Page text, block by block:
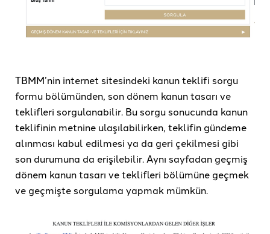
TBMM’nin internet sitesindeki kanun teklifi sorgu
formu bölümünden, son dönem kanun tasarı ve
teklifleri sorgulanabilir. Bu sorgu sonucunda kanun
teklifinin metnine ulaşılabilirken, teklifin gündeme
alınması kabul edilmesi ya da geri çekilmesi gibi
son durumuna da erişilebilir. Aynı sayfadan geçmiş
dönem kanun tasarı ve teklifleri bölümüne geçmek
ve geçmişte sorgulama yapmak mümkün.